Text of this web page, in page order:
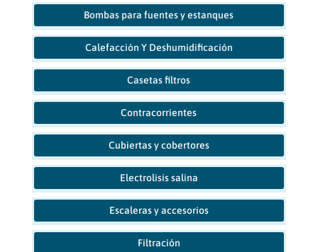
Bombas para fuentes y estanques
Calefacción Y Deshumidificación
Casetas filtros
Contracorrientes
Cubiertas y cobertores
Electrolisis salina
Escaleras y accesorios
Filtración